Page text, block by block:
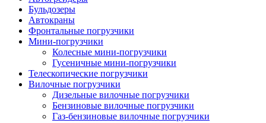
Бульдозеры
Автокраны
Фронтальные погрузчики
Мини-погрузчики
Колесные мини-погрузчики
Гусеничные мини-погрузчики
Телескопические погрузчики
Вилочные погрузчики
Дизельные вилочные погрузчики
Бензиновые вилочные погрузчики
Газ-бензиновые вилочные погрузчики